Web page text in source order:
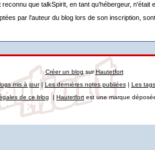
que talkSpirit, en tant qu'hébergeur, n'était
par l'auteur du blog lors de son inscription,
Créer un blog surHautetfort
mis à jour|Les dernières notes publiées| Les
de ce blog | Hautetfort est une marque